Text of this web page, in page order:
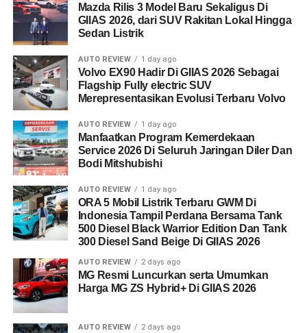
Mazda Rilis 3 Model Baru Sekaligus Di
GIIAS 2026, dari SUV Rakitan Lokal Hingga
Sedan Listrik
AUTO REVIEW 1 day ago
Volvo EX90 Hadir Di GIIAS 2026 Sebagai
Flagship Fully electric SUV
Merepresentasikan Evolusi Terbaru Volvo
AUTO REVIEW 1 day ago
Manfaatkan Program Kemerdekaan
Service 2026 Di Seluruh Jaringan Diler Dan
Bodi Mitshubishi
AUTO REVIEW 1 day ago
ORA 5 Mobil Listrik Terbaru GWM Di
Indonesia Tampil Perdana Bersama Tank
500 Diesel Black Warrior Edition Dan Tank
300 Diesel Sand Beige Di GIIAS 2026
AUTO REVIEW 2 days ago
MG Resmi Luncurkan serta Umumkan
Harga MG ZS Hybrid+ Di GIIAS 2026
AUTO REVIEW 2 days ago